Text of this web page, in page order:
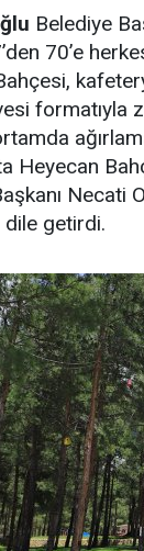
Belediye
70’e
formatıyla
Heyecan
Necati
dile getirdi.